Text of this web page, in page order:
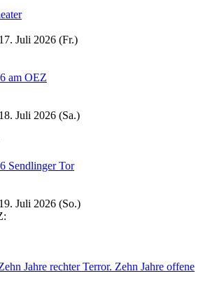
Juli 2026 (Fr.)
am OEZ
Juli 2026 (Sa.)
Sendlinger Tor
Juli 2026 (So.)
Jahre rechter Terror. Zehn Jahre offene